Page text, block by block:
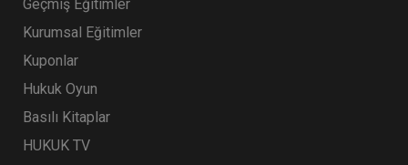
Geçmiş Eğitimler
Kurumsal Eğitimler
Kuponlar
Hukuk Oyun
Basılı Kitaplar
HUKUK TV